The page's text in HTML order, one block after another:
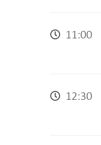
11:00
12:30